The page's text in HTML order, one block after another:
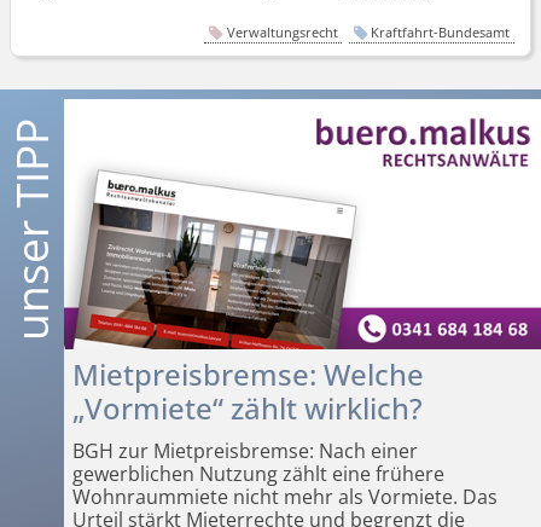
Verwaltungsrecht Kraftfahrt-Bundesamt
Mietpreisbremse: Welche
„Vormiete“ zählt wirklich?
BGH zur Mietpreisbremse: Nach einer
gewerblichen Nutzung zählt eine frühere
Wohnraummiete nicht mehr als Vormiete. Das
Urteil stärkt Mieterrechte und begrenzt die